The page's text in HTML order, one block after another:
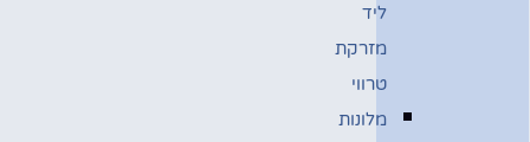
ליד
מזרקת
טרווי
מלונות